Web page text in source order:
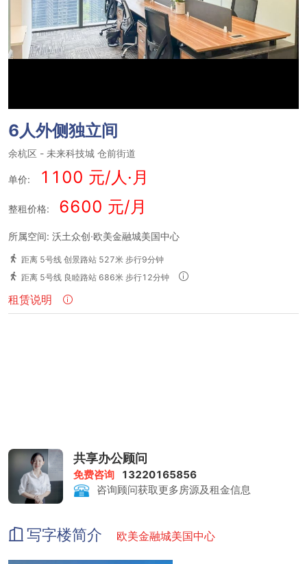
6人外侧独立间
余杭区 - 未来科技城仓前街道
单价: 1100 元/人·月
整租价格: 6600 元/月
所属空间: 沃土众创·欧美金融城美国中心
距离 5号线 创景路站 527米 步行9分钟
距离 5号线 良睦路站 686米 步行12分钟
租赁说明
共享办公顾问
免费咨询
13220165856
咨询顾问获取更多房源及租金信息
写字楼简介 欧美金融城美国中心